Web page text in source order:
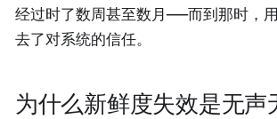
经过时了数周甚至数月——而到那时，
去了对系统的信任。
为什么新鲜度失效是无声